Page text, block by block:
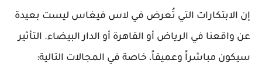
إن الابتكارات التي تُعرض في لاس فيغاس ليست بعيدة
عن واقعنا في الرياض أو القاهرة أو الدار البيضاء. التأثير
سيكون مباشراً وعميقاً، خاصة في المجالات التالية: